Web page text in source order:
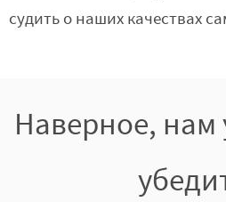
судить о наших качествах
Наверное, нам